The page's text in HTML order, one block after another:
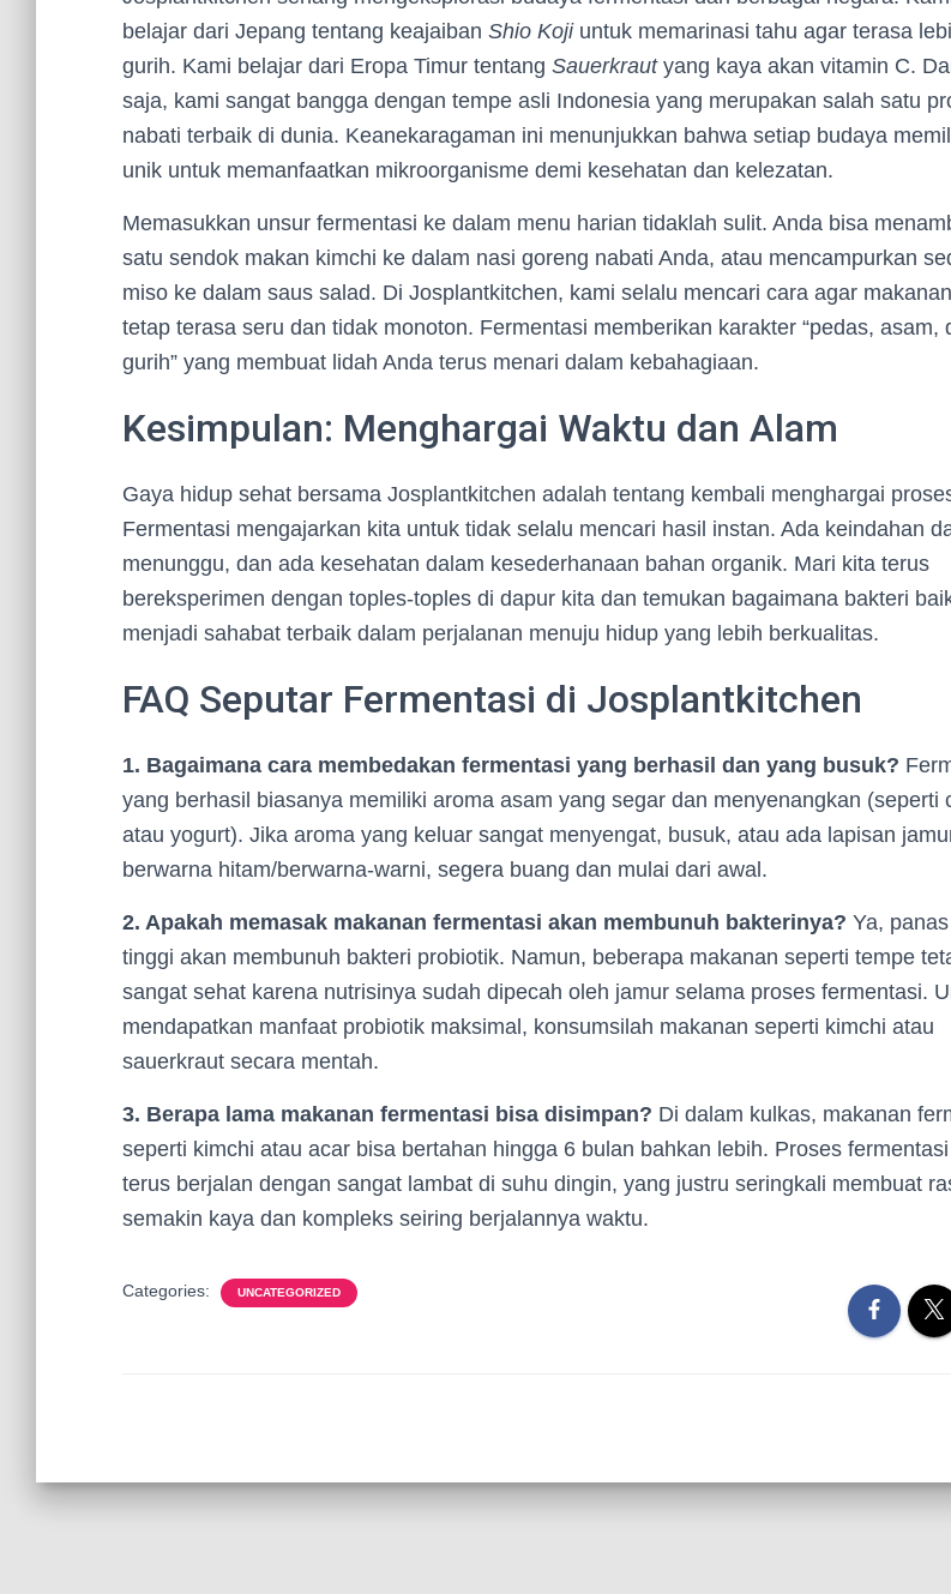
belajar dari Jepang tentang keajaiban Shio Kojiuntuk memarinasi tahu agar terasa
gurih. Kami belajar dari Eropa Timur tentang Sauerkrautyang kaya akan vitamin C.
saja, kami sangat bangga dengan tempe asli Indonesia yang merupakan salah satu
nabati terbaik di dunia. Keanekaragaman ini menunjukkan bahwa setiap budaya
unik untuk memanfaatkan mikroorganisme demi kesehatan dan kelezatan.
Memasukkan unsur fermentasi ke dalam menu harian tidaklah sulit. Anda bisa
satu sendok makan kimchi ke dalam nasi goreng nabati Anda, atau mencampurkan
miso ke dalam saus salad. Di Josplantkitchen, kami selalu mencari cara agar
tetap terasa seru dan tidak monoton. Fermentasi memberikan karakter “pedas, asam,
gurih” yang membuat lidah Anda terus menari dalam kebahagiaan.
Kesimpulan: Menghargai Waktu dan Alam
Gaya hidup sehat bersama Josplantkitchen adalah tentang kembali menghargai
Fermentasi mengajarkan kita untuk tidak selalu mencari hasil instan. Ada keindahan
menunggu, dan ada kesehatan dalam kesederhanaan bahan organik. Mari kita terus
bereksperimen dengan toples-toples di dapur kita dan temukan bagaimana bakteri
menjadi sahabat terbaik dalam perjalanan menuju hidup yang lebih berkualitas.
FAQ Seputar Fermentasi di Josplantkitchen
1. Bagaimana cara membedakan fermentasi yang berhasil dan yang busuk?
yang berhasil biasanya memiliki aroma asam yang segar dan menyenangkan (seperti
atau yogurt). Jika aroma yang keluar sangat menyengat, busuk, atau ada lapisan
berwarna hitam/berwarna-warni, segera buang dan mulai dari awal.
2. Apakah memasak makanan fermentasi akan membunuh bakterinya? Ya,
tinggi akan membunuh bakteri probiotik. Namun, beberapa makanan seperti tempe
sangat sehat karena nutrisinya sudah dipecah oleh jamur selama proses fermentasi.
mendapatkan manfaat probiotik maksimal, konsumsilah makanan seperti kimchi atau
sauerkraut secara mentah.
3. Berapa lama makanan fermentasi bisa disimpan? Di dalam kulkas, makanan
seperti kimchi atau acar bisa bertahan hingga 6 bulan bahkan lebih. Proses
terus berjalan dengan sangat lambat di suhu dingin, yang justru seringkali membuat
semakin kaya dan kompleks seiring berjalannya waktu.
Categories: UNCATEGORIZED